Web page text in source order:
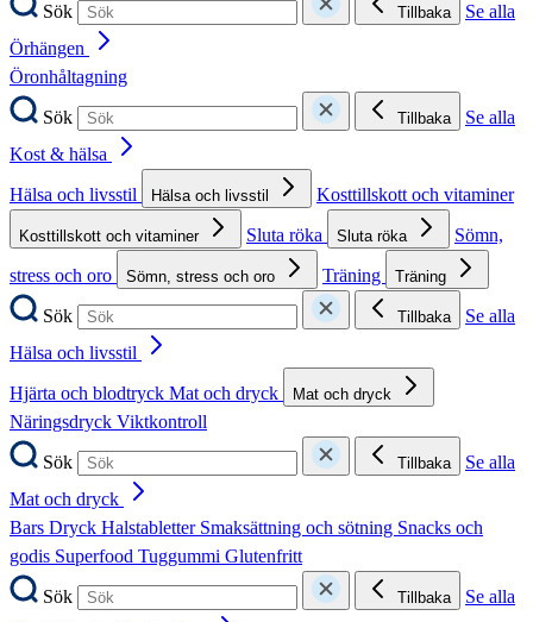
Sök
Tillbaka
Se alla
Örhängen
Öronhåltagning
Sök
Tillbaka
Se alla
Kost & hälsa
Hälsa och livsstil
Hälsa och livsstil Kosttillskott och vitaminer
Kosttillskott och vitaminer Sluta röka Sluta röka
Sömn,
stress och oro
Sömn, stress och oro Träning Träning
Sök Tillbaka
Se alla
Hälsa och livsstil
Hjärta och blodtryck Mat och dryck Mat och dryck
Näringsdryck Viktkontroll
Sök
Tillbaka
Se alla
Mat och dryck
Bars Dryck Halstabletter Smaksättning och sötning Snacks och
godis Superfood Tuggummi Glutenfritt
Sök
Tillbaka
Se alla